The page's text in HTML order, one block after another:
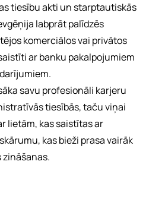
tiesību akti un starptautiskās
labprāt palīdzēs
komerciālos vai privātos
ar banku pakalpojumiem
savu profesionāli karjeru
tiesībās, taču viņai
lietām, kas saistītas ar
kas bieži prasa vairāk
zināšanas.